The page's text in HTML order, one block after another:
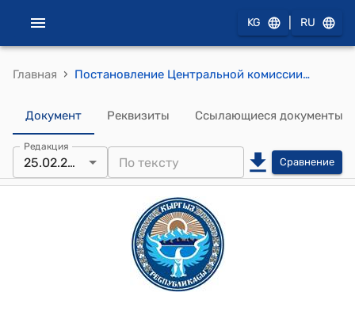
KG RU
Главная › Постановление Центральной комиссии по выборам и проведению референдумов КР от 25 февраля 2016 года № 39 "О назначении выборов главы Савайского айыл окмоту Кара-Суйского района Ошской области"
Документ Реквизиты Ссылающиеся документы
Редакция
25.02.2016 Сравнение